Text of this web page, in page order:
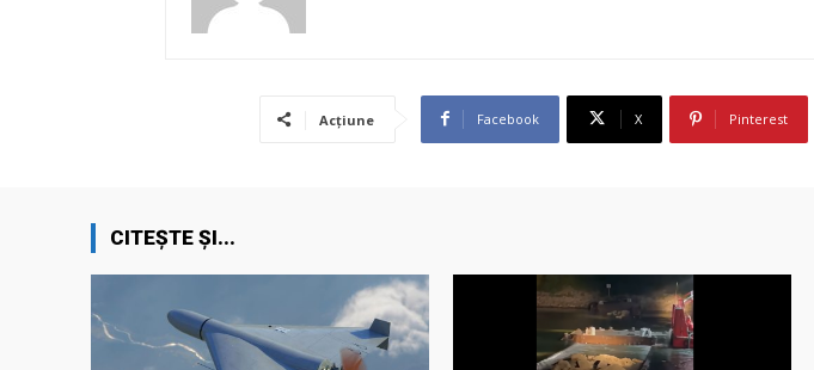
Acțiune Facebook X Pinterest
CITEȘTE ȘI...